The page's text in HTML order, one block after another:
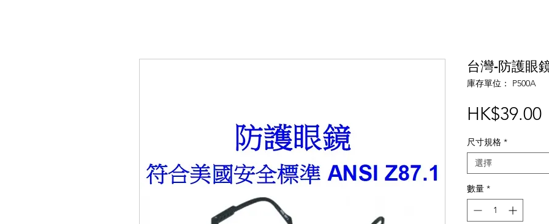
台灣-防護眼
庫存單位： P500A
HK$39.00價
尺寸規格 *
選擇
數量 *